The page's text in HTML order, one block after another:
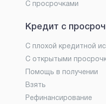
С просрочками
Кредит с
С плохой кредитной
С открытыми
Помощь в получении
Взять
Рефинансирование